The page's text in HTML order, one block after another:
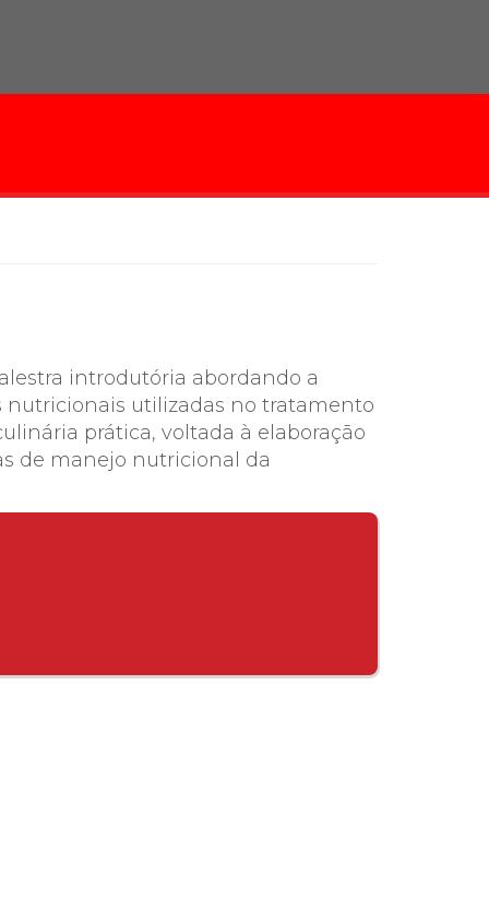
introdutória abordando a
nutricionais utilizadas no tratamento
prática, voltada à elaboração
de manejo nutricional da